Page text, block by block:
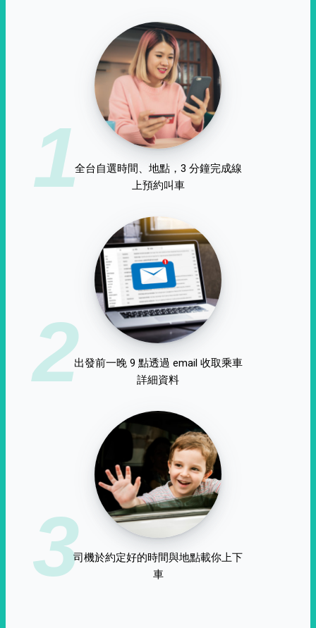
1全台自選時間、地點，3 分鐘完成線
上預約叫車
2出發前一晚 9 點透過 email 收取乘車
詳細資料
3司機於約定好的時間與地點載你上下
車